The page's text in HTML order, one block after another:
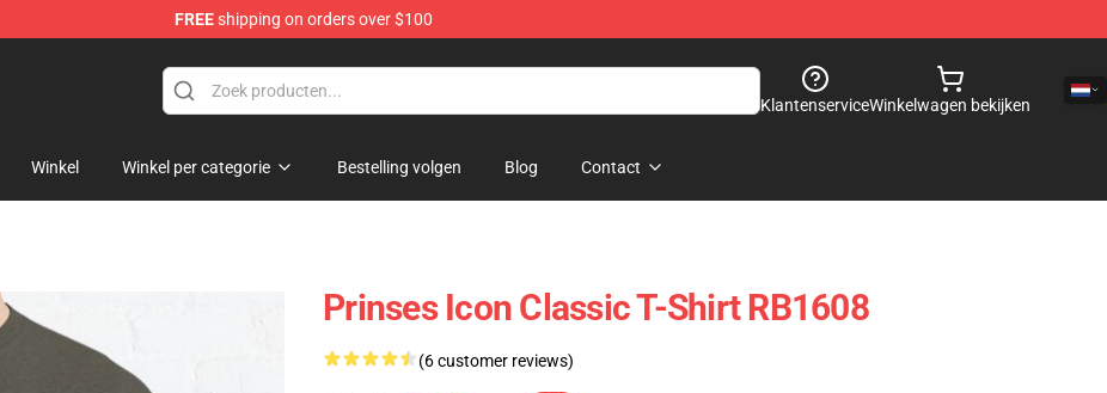
FREEshipping on orders over $100
KlantenserviceWinkelwagen bekijken
Winkel Winkel per categorie Bestelling volgen Blog Contact
Prinses Icon Classic T-Shirt RB1608
(6 customer reviews)